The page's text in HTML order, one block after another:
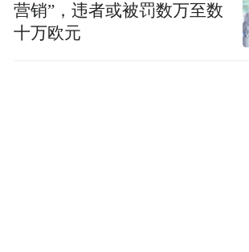
营销”，违者或被罚数万至数
十万欧元